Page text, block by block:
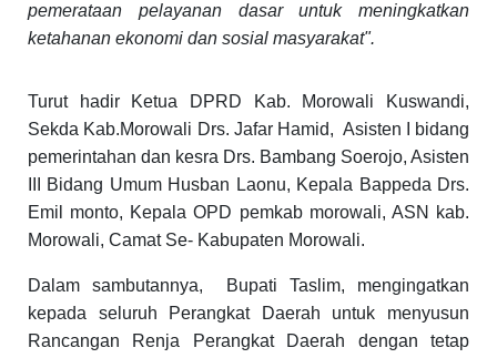
pemerataan pelayanan dasar untuk meningkatkan
ketahanan ekonomi dan sosial masyarakat".
Turut hadir Ketua DPRD Kab. Morowali Kuswandi,
Sekda Kab.Morowali Drs. Jafar Hamid, Asisten I bidang
pemerintahan dan kesra Drs. Bambang Soerojo, Asisten
III Bidang Umum Husban Laonu, Kepala Bappeda Drs.
Emil monto, Kepala OPD pemkab morowali, ASN kab.
Morowali, Camat Se- Kabupaten Morowali.
Dalam sambutannya,
Bupati Taslim, mengingatkan
kepada seluruh Perangkat Daerah untuk menyusun
Rancangan Renja Perangkat Daerah dengan tetap